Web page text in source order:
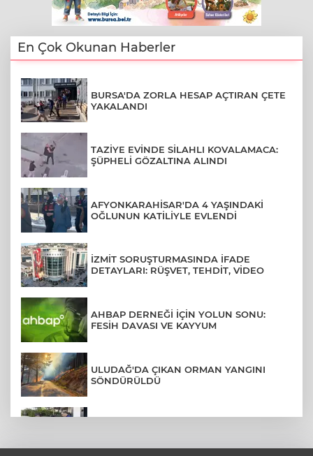
En Çok Okunan Haberler
BURSA'DA ZORLA HESAP AÇTIRAN ÇETE
YAKALANDI
TAZİYE EVİNDE SİLAHLI KOVALAMACA:
ŞÜPHELİ GÖZALTINA ALINDI
AFYONKARAHİSAR'DA 4 YAŞINDAKİ
OĞLUNUN KATİLİYLE EVLENDİ
İZMİT SORUŞTURMASINDA İFADE
DETAYLARI: RÜŞVET, TEHDİT, VİDEO
AHBAP DERNEĞİ İÇİN YOLUN SONU:
FESİH DAVASI VE KAYYUM
ULUDAĞ'DA ÇIKAN ORMAN YANGINI
SÖNDÜRÜLDÜ